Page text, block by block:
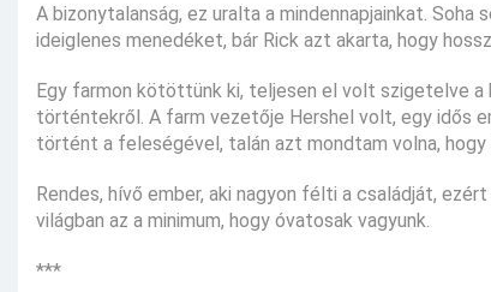
A bizonytalanság, ez uralta a mindennapjainkat.
ideiglenes menedéket, bár Rick azt akarta, hogy
Egy farmon kötöttünk ki, teljesen el volt szigetelve a
történtekről. A farm vezetője Hershel volt, egy idős
történt a feleségével, talán azt mondtam volna,
Rendes, hívő ember, aki nagyon félti a családját,
világban az a minimum, hogy óvatosak vagyunk.
***